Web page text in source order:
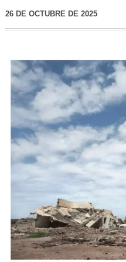
26 DE OCTUBRE DE 2025